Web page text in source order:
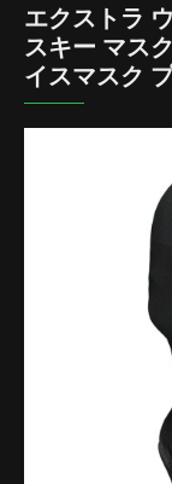
エクストラ
スキー マス
イスマスク